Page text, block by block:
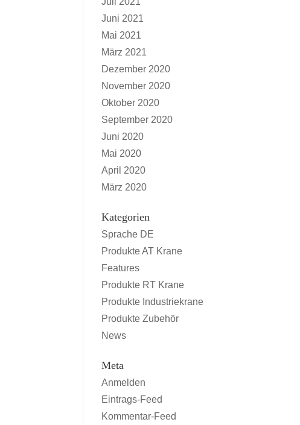
Juni 2021
Mai 2021
März 2021
Dezember 2020
November 2020
Oktober 2020
September 2020
Juni 2020
Mai 2020
April 2020
März 2020
Kategorien
Sprache DE
Produkte AT Krane
Features
Produkte RT Krane
Produkte Industriekrane
Produkte Zubehör
News
Meta
Anmelden
Eintrags-Feed
Kommentar-Feed